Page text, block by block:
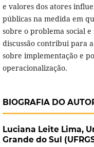
e valores dos atores
públicas na medida em
sobre o problema social
discussão contribui para
sobre implementação e
operacionalização.
BIOGRAFIA DO
Luciana Leite Lima,
Grande do Sul